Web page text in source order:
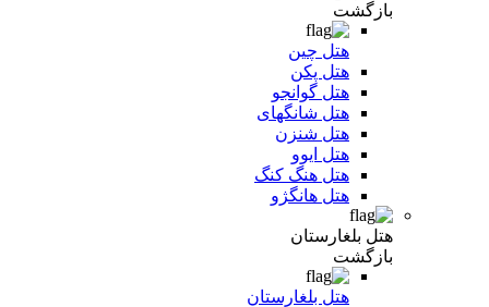
بازگشت
هتل چین
هتل پکن
هتل گوانجو
هتل شانگهای
هتل شنزن
هتل ایوو
هتل هنگ کنگ
هتل هانگژو
هتل بلغارستان
بازگشت
هتل بلغارستان